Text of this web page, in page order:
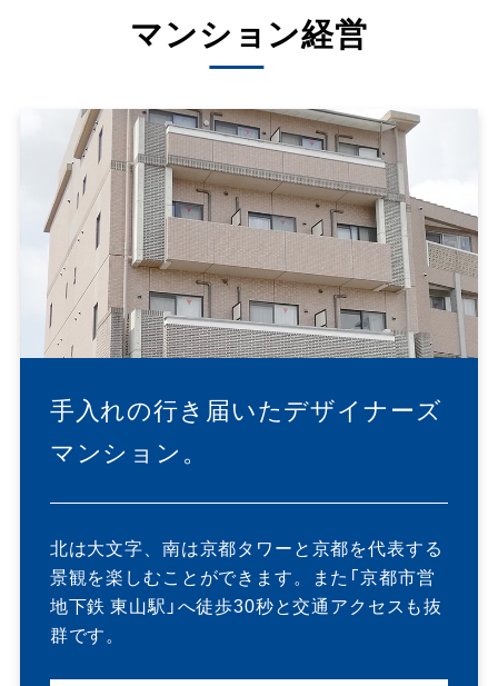
マンション経営
手入れの行き届いたデザイナーズ
マンション。
北は大文字、南は京都タワーと京都を代表する
景観を楽しむことができます。また「京都市営
地下鉄 東山駅」へ徒歩30秒と交通アクセスも抜
群です。